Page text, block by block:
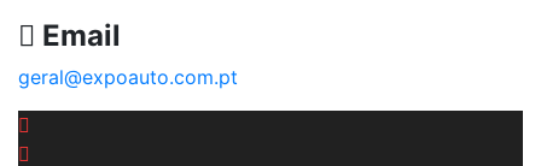
Email
geral@expoauto.com.pt